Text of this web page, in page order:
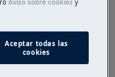
la clase
Aceptar todas las
cookies